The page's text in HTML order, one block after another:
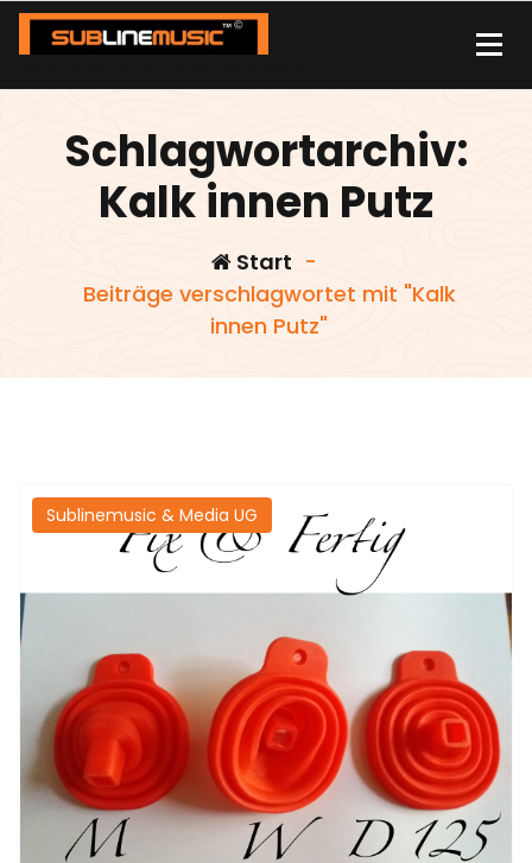
Zum
Inhalt
Schlagwortarchiv:
Kalk innen Putz
Start -
Beiträge verschlagwortet mit "Kalk
innen Putz"
Sublinemusic & Media UG